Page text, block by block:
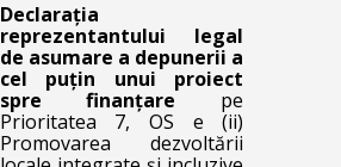
Declarația
reprezentantului legal
de asumare a depunerii a
cel puțin unui proiect
spre finanțare pe
Prioritatea 7, OS e (ii)
Promovarea dezvoltării